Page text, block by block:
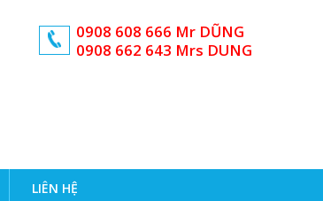
0908 608 666 Mr DŨNG
0908 662 643 Mrs DUNG
LIÊN HỆ